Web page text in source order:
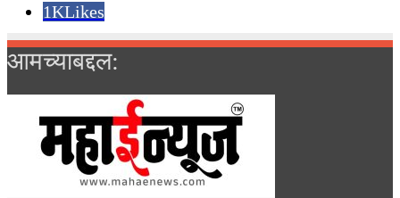
1KLikes
आमच्याबद्दल: